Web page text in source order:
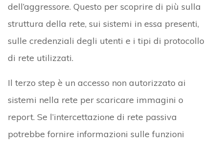
dell’aggressore. Questo per scoprire di più sulla
struttura della rete, sui sistemi in essa presenti,
sulle credenziali degli utenti e i tipi di protocollo
di rete utilizzati.
Il terzo step è un accesso non autorizzato ai
sistemi nella rete per scaricare immagini o
report. Se l’intercettazione di rete passiva
potrebbe fornire informazioni sulle funzioni